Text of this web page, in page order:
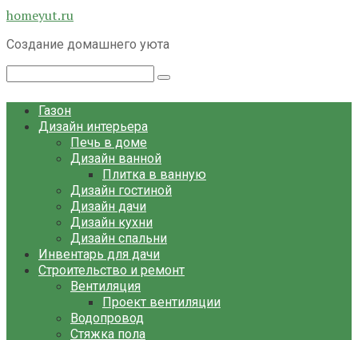
Перейти
контенту
homeyut.ru
Создание домашнего уюта
Газон
Дизайн интерьера
Печь в доме
Дизайн ванной
Плитка в ванную
Дизайн гостиной
Дизайн дачи
Дизайн кухни
Дизайн спальни
Инвентарь для дачи
Строительство и ремонт
Вентиляция
Проект вентиляции
Водопровод
Стяжка пола